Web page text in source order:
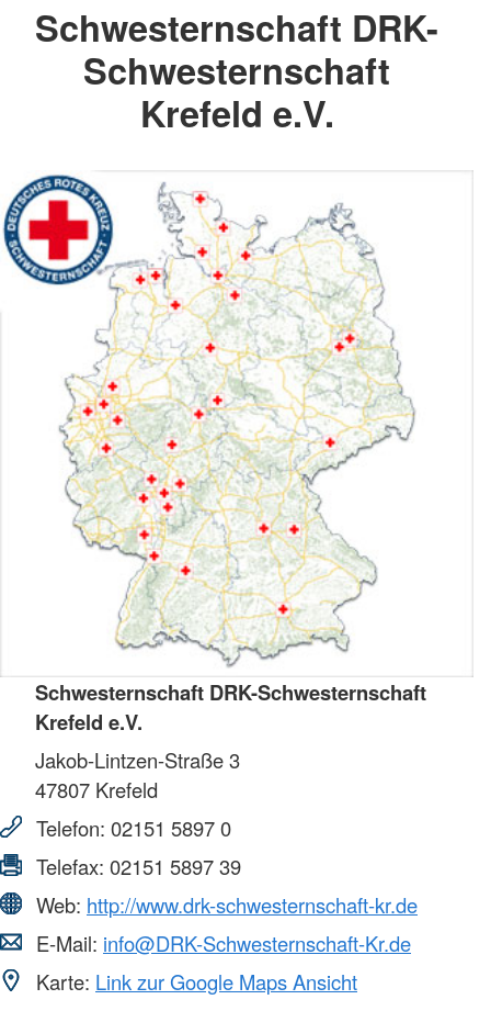
Schwesternschaft DRK-
Schwesternschaft
Krefeld e.V.
Schwesternschaft DRK-Schwesternschaft
Krefeld e.V.
Jakob-Lintzen-Straße 3
47807 Krefeld
Telefon: 02151 5897 0
Telefax: 02151 5897 39
Web: http://www.drk-schwesternschaft-kr.de
E-Mail: info@DRK-Schwesternschaft-Kr.de
Karte: Link zur Google Maps Ansicht